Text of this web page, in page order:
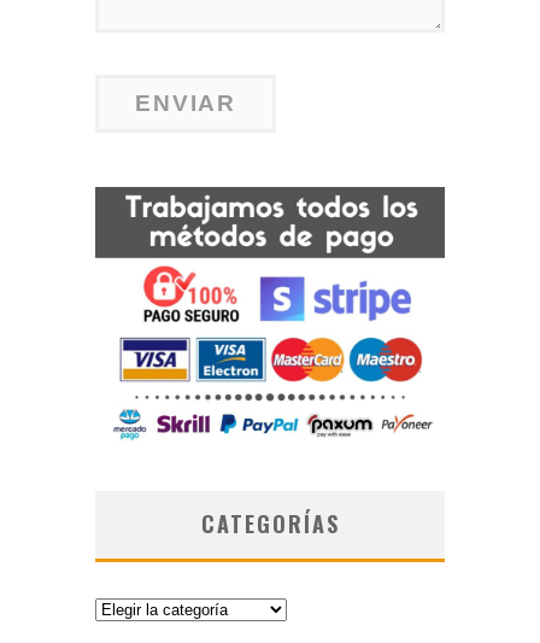
CATEGORÍAS
Categorías